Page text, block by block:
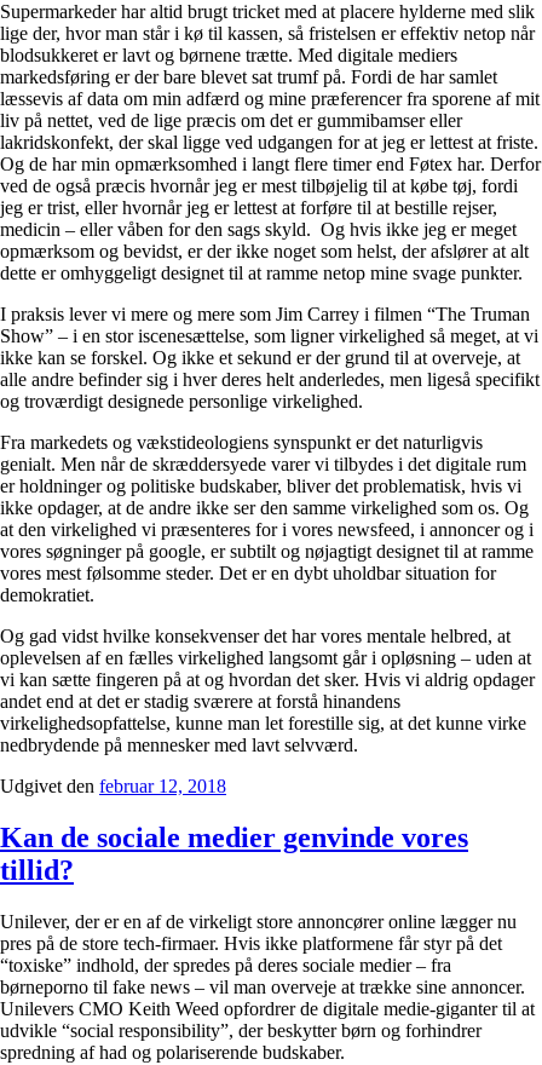
Supermarkeder har altid brugt tricket med at placere hylderne med slik
lige der, hvor man står i kø til kassen, så fristelsen er effektiv netop når
blodsukkeret er lavt og børnene trætte. Med digitale mediers
markedsføring er der bare blevet sat trumf på. Fordi de har samlet
læssevis af data om min adfærd og mine præferencer fra sporene af mit
liv på nettet, ved de lige præcis om det er gummibamser eller
lakridskonfekt, der skal ligge ved udgangen for at jeg er lettest at friste.
Og de har min opmærksomhed i langt flere timer end Føtex har. Derfor
ved de også præcis hvornår jeg er mest tilbøjelig til at købe tøj, fordi
jeg er trist, eller hvornår jeg er lettest at forføre til at bestille rejser,
medicin – eller våben for den sags skyld. Og hvis ikke jeg er meget
opmærksom og bevidst, er der ikke noget som helst, der afslører at alt
dette er omhyggeligt designet til at ramme netop mine svage punkter.
I praksis lever vi mere og mere som Jim Carrey i filmen “The Truman
Show” – i en stor iscenesættelse, som ligner virkelighed så meget, at vi
ikke kan se forskel. Og ikke et sekund er der grund til at overveje, at
alle andre befinder sig i hver deres helt anderledes, men ligeså specifikt
og troværdigt designede personlige virkelighed.
Fra markedets og vækstideologiens synspunkt er det naturligvis
genialt. Men når de skræddersyede varer vi tilbydes i det digitale rum
er holdninger og politiske budskaber, bliver det problematisk, hvis vi
ikke opdager, at de andre ikke ser den samme virkelighed som os. Og
at den virkelighed vi præsenteres for i vores newsfeed, i annoncer og i
vores søgninger på google, er subtilt og nøjagtigt designet til at ramme
vores mest følsomme steder. Det er en dybt uholdbar situation for
demokratiet.
Og gad vidst hvilke konsekvenser det har vores mentale helbred, at
oplevelsen af en fælles virkelighed langsomt går i opløsning – uden at
vi kan sætte fingeren på at og hvordan det sker. Hvis vi aldrig opdager
andet end at det er stadig sværere at forstå hinandens
virkelighedsopfattelse, kunne man let forestille sig, at det kunne virke
nedbrydende på mennesker med lavt selvværd.
Udgivet den februar 12, 2018
Kan de sociale medier genvinde vores
tillid?
Unilever, der er en af de virkeligt store annoncører online lægger nu
pres på de store tech-firmaer. Hvis ikke platformene får styr på det
“toxiske” indhold, der spredes på deres sociale medier – fra
børneporno til fake news – vil man overveje at trække sine annoncer.
Unilevers CMO Keith Weed opfordrer de digitale medie-giganter til at
udvikle “social responsibility”, der beskytter børn og forhindrer
spredning af had og polariserende budskaber.